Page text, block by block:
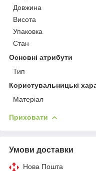
Довжина
Висота
Упаковка
Стан
Основні атрибути
Тип
Користувальницькі
Матеріал
Приховати
Умови доставки
Нова Пошта